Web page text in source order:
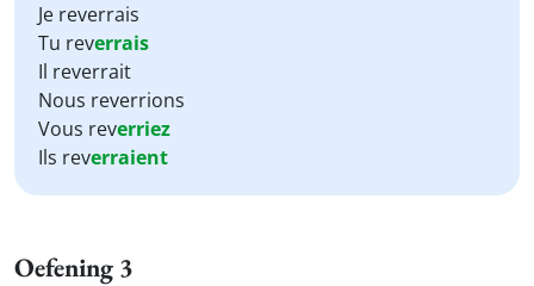
Je reverrais
Tu reverrais
Il reverrait
Nous reverrions
Vous reverriez
Ils reverraient
Oefening 3